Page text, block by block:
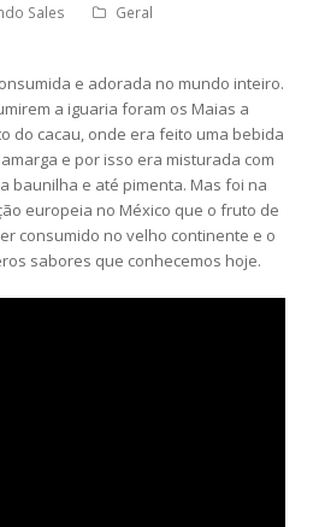
Sales
Geral
e adorada no mundo inteiro.
a iguaria foram os Maias a
do cacau, onde era feito uma bebida
e por isso era misturada com
baunilha e até pimenta. Mas foi na
europeia no México que o fruto de
consumido no velho continente e o
sabores que conhecemos hoje.